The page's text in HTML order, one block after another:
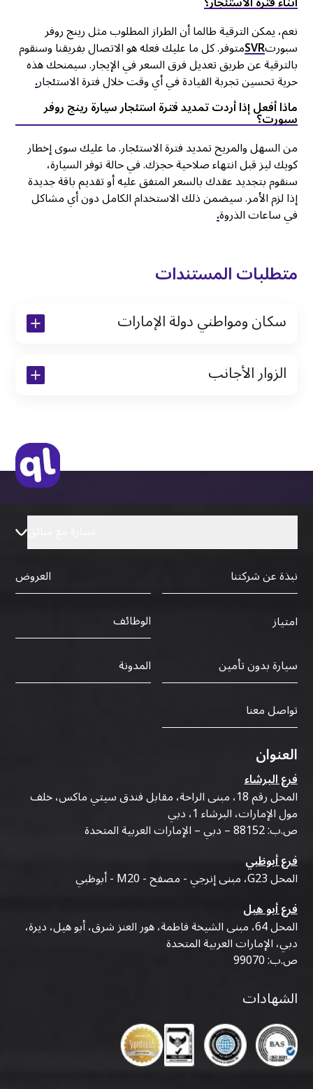
نعم، يمكن الترقية طالما أن الطراز المطلوب مثل رينج روفر
سبورتSVRمتوفر. كل ما عليك فعله هو الاتصال بفريقنا وسنقوم
بالترقية عن طريق تعديل فرق السعر في الإيجار. سيمنحك هذه
حرية تحسين تجربة القيادة في أي وقت خلال فترة الاستئجار.
ماذا أفعل إذا أردت تمديد فترة استئجار سيارة رينج روفر
سبورت؟
من السهل والمريح تمديد فترة الاستئجار. ما عليك سوى إخطار
كويك ليز قبل انتهاء صلاحية حجزك. في حالة توفر السيارة،
سنقوم بتجديد عقدك بالسعر المتفق عليه أو تقديم باقة جديدة
إذا لزم الأمر. سيضمن ذلك الاستخدام الكامل دون أي مشاكل
في ساعات الذروة.
متطلبات المستندات
سكان ومواطني دولة الإمارات
نسخة من تأشيرة الاقامة
الزوار الأجانب
نبذة عن شركتنا
العروض
امتياز
الوظائف
سيارة بدون تأمين
المدونة
تواصل معنا
العنوان
فرع البرشاء
المحل رقم 18، مبنى الراحة، مقابل فندق سيتي ماكس، خلف
مول الإمارات، البرشاء 1، دبي
ص.ب: 88152 – دبي – الإمارات العربية المتحدة
فرع أبوظبي
المحل G23، مبنى إنرجي - مصفح - M20 - أبوظبي
فرع أبو هيل
المحل 64، مبنى الشيخة فاطمة، هور العنز شرق، أبو هيل، ديرة،
دبي، الإمارات العربية المتحدة
ص.ب: 99070
الشهادات